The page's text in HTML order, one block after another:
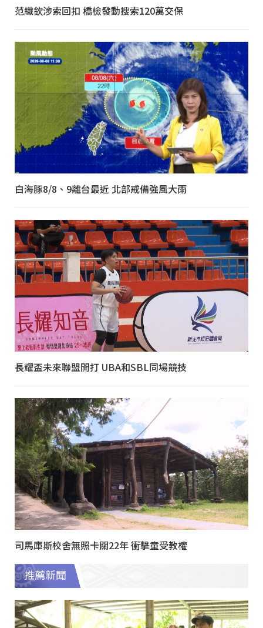
范織欽涉索回扣 橋檢發動搜索120萬交保
白海豚8/8、9離台最近 北部戒備強風大雨
長耀盃未來聯盟開打 UBA和SBL同場競技
司馬庫斯校舍無照卡關22年 衝擊童受教權
推薦新聞